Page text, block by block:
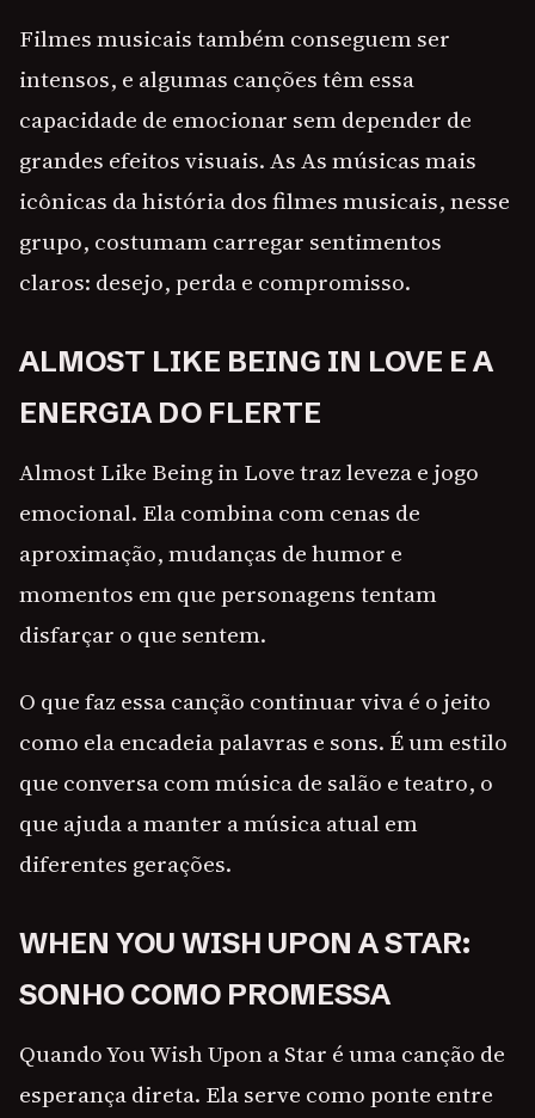
Filmes musicais também conseguem ser
intensos, e algumas canções têm essa
capacidade de emocionar sem depender de
grandes efeitos visuais. As As músicas mais
icônicas da história dos filmes musicais, nesse
grupo, costumam carregar sentimentos
claros: desejo, perda e compromisso.
ALMOST LIKE BEING IN LOVE E A
ENERGIA DO FLERTE
Almost Like Being in Love traz leveza e jogo
emocional. Ela combina com cenas de
aproximação, mudanças de humor e
momentos em que personagens tentam
disfarçar o que sentem.
O que faz essa canção continuar viva é o jeito
como ela encadeia palavras e sons. É um estilo
que conversa com música de salão e teatro, o
que ajuda a manter a música atual em
diferentes gerações.
WHEN YOU WISH UPON A STAR:
SONHO COMO PROMESSA
Quando You Wish Upon a Star é uma canção de
esperança direta. Ela serve como ponte entre